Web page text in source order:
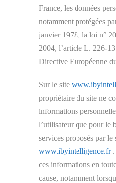
France, les données
notamment protégées
janvier 1978, la loi n°
2004, l’article L. 226-
Directive Européenne
Sur le site
propriétaire du site ne
informations
l’utilisateur que pour le
services proposés par le
www.ibyintelligence.fr.
ces informations en
cause, notamment